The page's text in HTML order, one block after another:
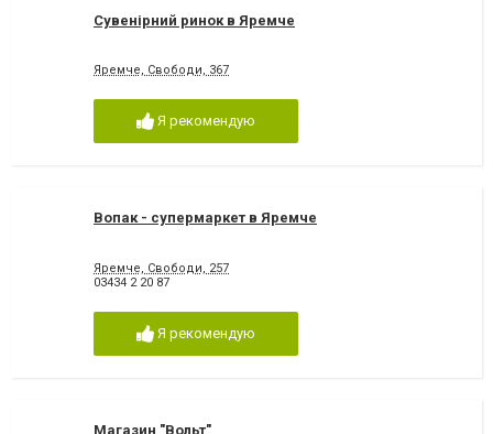
Сувенірний ринок в Яремче
Яремче, Свободи, 367
Я рекомендую
Вопак - супермаркет в Яремче
Яремче, Свободи, 257
03434 2 20 87
Я рекомендую
Магазин "Вольт"